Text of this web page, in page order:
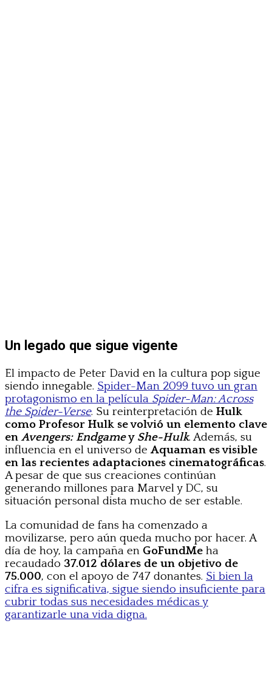
Un legado que sigue vigente
El impacto de Peter David en la cultura pop sigue
siendo innegable. Spider-Man 2099 tuvo un gran
protagonismo en la película Spider-Man: Across
the Spider-Verse. Su reinterpretación de Hulk
como Profesor Hulk se volvió un elemento clave
enAvengers: Endgamey She-Hulk. Además, su
influencia en el universo de Aquaman es visible
en las recientes adaptaciones cinematográficas.
A pesar de que sus creaciones continúan
generando millones para Marvel y DC, su
situación personal dista mucho de ser estable.
La comunidad de fans ha comenzado a
movilizarse, pero aún queda mucho por hacer. A
día de hoy, la campaña en GoFundMe ha
recaudado 37.012 dólares de un objetivo de
75.000, con el apoyo de 747 donantes. Si bien la
cifra es significativa, sigue siendo insuficiente para
cubrir todas sus necesidades médicas y
garantizarle una vida digna.